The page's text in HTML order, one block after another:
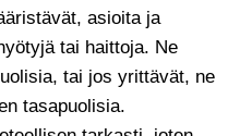
asioita ja
tai haittoja. Ne
tai jos yrittävät, ne
tasapuolisia.